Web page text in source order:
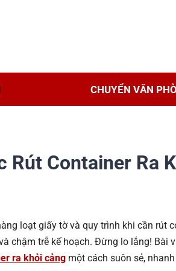
CHUYỂN VĂN
Rút Container Ra
loạt giấy tờ và quy trình khi cần rút
chậm trễ kế hoạch. Đừng lo lắng! Bài
ra khỏi cảng một cách suôn sẻ,